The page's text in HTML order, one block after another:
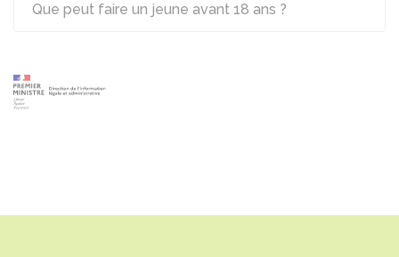
Que peut faire un jeune avant 18 ans ?